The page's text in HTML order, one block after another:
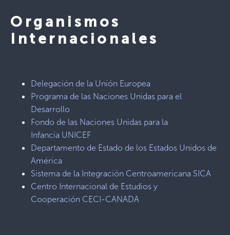
Organismos
Internacionales
Delegación de la Unión Europea
Programa de las Naciones Unidas para el
Desarrollo
Fondo de las Naciones Unidas para la
Infancia UNICEF
Departamento de Estado de los Estados Unidos de
América
Sistema de la Integración Centroamericana SICA
Centro Internacional de Estudios y
Cooperación CECI-CANADA